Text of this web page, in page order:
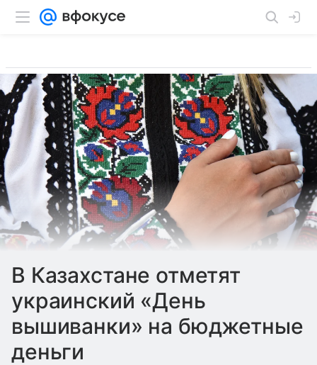
В Казахстане отметят
украинский «День
вышиванки» на бюджетные
деньги